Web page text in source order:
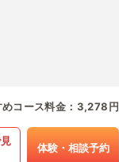
めコース料金 3,278円
体験・相談予約